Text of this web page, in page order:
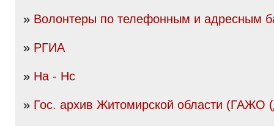
» Волонтеры по телефонным и адресным
» РГИА
» На - Нс
» Гос. архив Житомирской области